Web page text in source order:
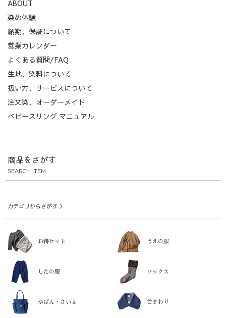
ABOUT
染め体験
納期、保証について
営業カレンダー
よくある質問/FAQ
生地、染料について
扱い方、サービスについて
注文染、オーダーメイド
ベビースリング マニュアル
商品をさがす
SEARCH ITEM
カテゴリからさがす ＞
お得セット うえの服
したの服 ソックス
かばん・さいふ 首まわり